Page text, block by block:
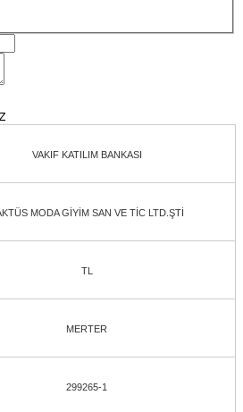
VAKIF KATILIM BANKASI
MODA GİYİM SAN VE TİC LTD.ŞTİ
TL
MERTER
299265-1